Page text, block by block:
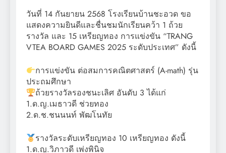
วันที่ 14 กันยายน 2568 โรงเรียนบ้านชะอวด ขอ
แสดงความยินดีและชื่นชมนักเรียนคว้า 1 ถ้วย
รางวัล และ 15 เหรียญทอง การแข่งขัน “TRANG
VTEA BOARD GAMES 2025 ระดับประเทศ” ดังนี้
การแข่งขัน ต่อสมการคณิตศาสตร์ (A-math) รุ่น
ประถมศึกษา
ถ้วยรางวัลรองชนะเลิศ อันดับ 3 ได้แก่
1.ด.ญ.เมธาวดี ช่วยทอง
2.ด.ช.ชนนนท์ พัฒโนทัย
รางวัลระดับเหรียญทอง 10 เหรียญทอง ดังนี้
1.ด.ญ.วิภาวดี เพ่งพินิจ